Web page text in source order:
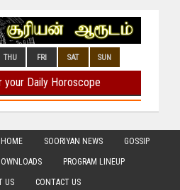
HOME SOORIYAN NEWS GOSSIP
PROGRAM LINEUP
US CONTACT US